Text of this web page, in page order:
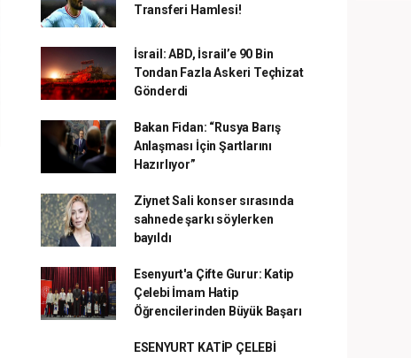
Transferi Hamlesi!
İsrail: ABD, İsrail’e 90 Bin
Tondan Fazla Askeri Teçhizat
Gönderdi
Bakan Fidan: “Rusya Barış
Anlaşması İçin Şartlarını
Hazırlıyor”
Ziynet Sali konser sırasında
sahnede şarkı söylerken
bayıldı
Esenyurt'a Çifte Gurur: Katip
Çelebi İmam Hatip
Öğrencilerinden Büyük Başarı
ESENYURT KATİP ÇELEBİ